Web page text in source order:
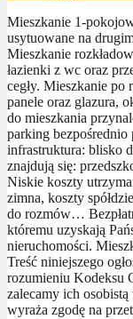
Mieszkanie 1-
usytuowane na
Mieszkanie
łazienki z wc oraz
cegły. Mieszkanie po
panele oraz glazura,
do mieszkania
parking
infrastruktura: blisko
znajdują się:
Niskie koszty
zimna, koszty
do rozmów…
któremu uzyskają
nieruchomości.
Treść niniejszego
rozumieniu Kodeksu
zalecamy ich
wyraża zgodę na